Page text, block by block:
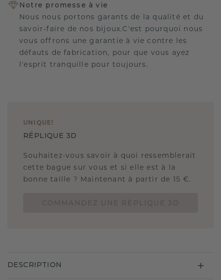
Notre promesse à vie
Nous nous portons garants de la qualité et du
savoir-faire de nos bijoux.C'est pourquoi nous
vous offrons une garantie à vie contre les
défauts de fabrication, pour que vous ayez
l'esprit tranquille pour toujours.
UNIQUE !
RÉPLIQUE 3D
Souhaitez-vous savoir à quoi ressemblerait
cette bague sur vous et si elle est à la
bonne taille ? Maintenant à partir de 15 €.
DESCRIPTION